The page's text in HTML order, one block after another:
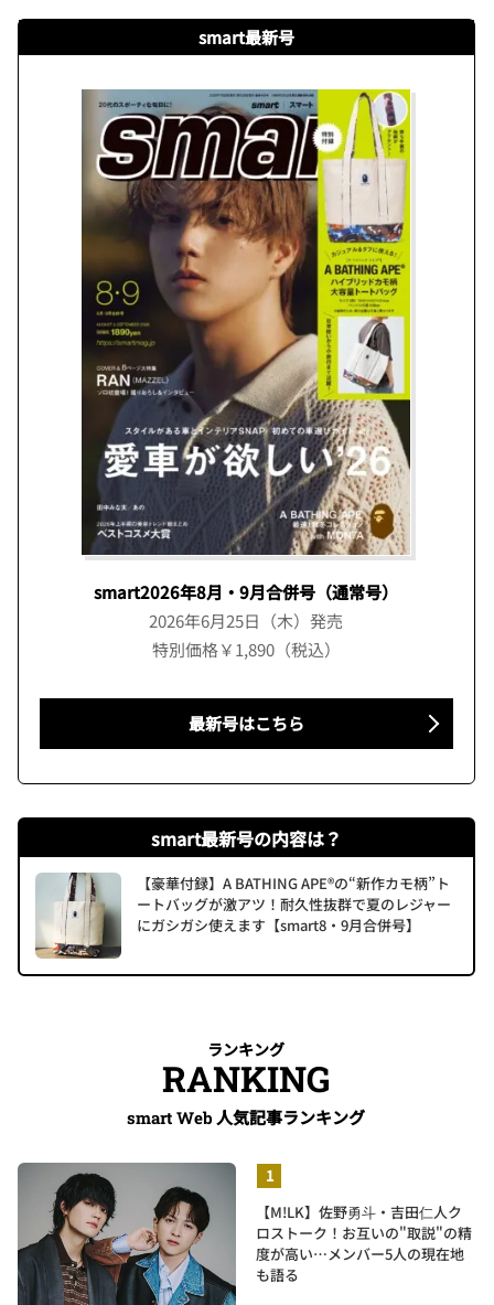
smart最新号
smart2026年8月・9月合併号（通常号）
2026年6月25日（木）発売
特別価格￥1,890（税込）
最新号はこちら
smart最新号の内容は？
【豪華付録】A BATHING APE®の“新作カモ柄”ト
ートバッグが激アツ！耐久性抜群で夏のレジャー
にガシガシ使えます【smart8・9月合併号】
ランキング
RANKING
smart Web 人気記事ランキング
【M!LK】佐野勇斗・吉田仁人ク
ロストーク！お互いの"取説"の精
度が高い…メンバー5人の現在地
も語る